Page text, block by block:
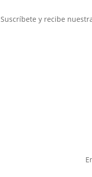
Suscríbete y recibe